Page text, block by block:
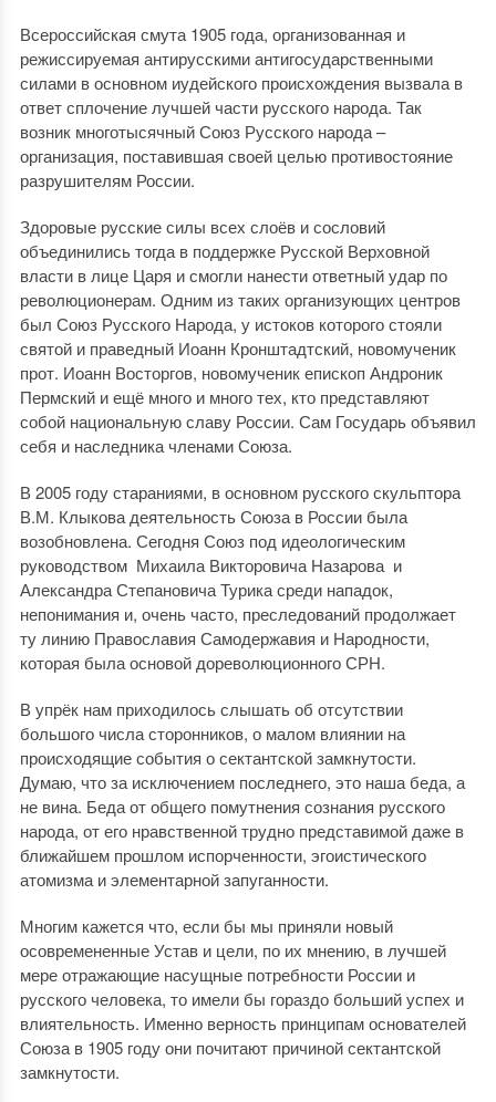
Всероссийская смута 1905 года, организованная и
режиссируемая антирусскими антигосударственными
силами в основном иудейского происхождения вызвала в
ответ сплочение лучшей части русского народа. Так
возник многотысячный Союз Русского народа –
организация, поставившая своей целью противостояние
разрушителям России.
Здоровые русские силы всех слоёв и сословий
объединились тогда в поддержке Русской Верховной
власти в лице Царя и смогли нанести ответный удар по
революционерам. Одним из таких организующих центров
был Союз Русского Народа, у истоков которого стояли
святой и праведный Иоанн Кронштадтский, новомученик
прот. Иоанн Восторгов, новомученик епископ Андроник
Пермский и ещё много и много тех, кто представляют
собой национальную славу России. Сам Государь объявил
себя и наследника членами Союза.
В 2005 году стараниями, в основном русского скульптора
В.М. Клыкова деятельность Союза в России была
возобновлена. Сегодня Союз под идеологическим
руководством Михаила Викторовича Назарова и
Александра Степановича Турика среди нападок,
непонимания и, очень часто, преследований продолжает
ту линию Православия Самодержавия и Народности,
которая была основой дореволюционного СРН.
В упрёк нам приходилось слышать об отсутствии
большого числа сторонников, о малом влиянии на
происходящие события о сектантской замкнутости.
Думаю, что за исключением последнего, это наша беда, а
не вина. Беда от общего помутнения сознания русского
народа, от его нравственной трудно представимой даже в
ближайшем прошлом испорченности, эгоистического
атомизма и элементарной запуганности.
Многим кажется что, если бы мы приняли новый
осовремененные Устав и цели, по их мнению, в лучшей
мере отражающие насущные потребности России и
русского человека, то имели бы гораздо больший успех и
влиятельность. Именно верность принципам основателей
Союза в 1905 году они почитают причиной сектантской
замкнутости.